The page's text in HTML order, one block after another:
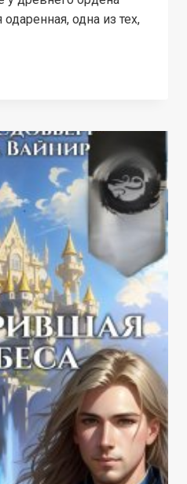
одна из тех,